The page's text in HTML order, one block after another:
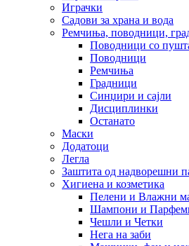
Играчки
Садови за храна и вода
Ремчиња, поводници,
Поводници со
Поводници
Ремчиња
Градници
Синџири и сајли
Дисциплинки
Останато
Маски
Додатоци
Легла
Заштита од надворешни
Хигиена и козметика
Пелени и Влажни
Шампони и
Чешли и Четки
Нега на заби